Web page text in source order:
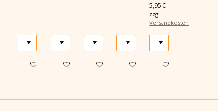
Details anzeigenDetails anzeigenIn den WarenkorbIn den Warenkorb
5,95 €
zzgl.
Versandkosten
In den Warenkorb